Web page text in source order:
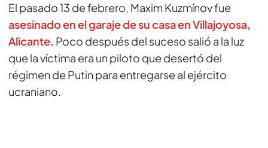
El pasado 13 de febrero, Maxim Kuzmínov fue
asesinado en el garaje de su casa en Villajoyosa,
Alicante. Poco después del suceso salió a la luz
que la víctima era un piloto que desertó del
régimen de Putin para entregarse al ejército
ucraniano.